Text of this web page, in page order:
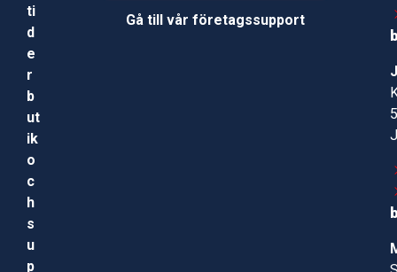
ti
d
e
r
b
ut
ik
o
c
h
s
u
p
Gå till vår företagssupport